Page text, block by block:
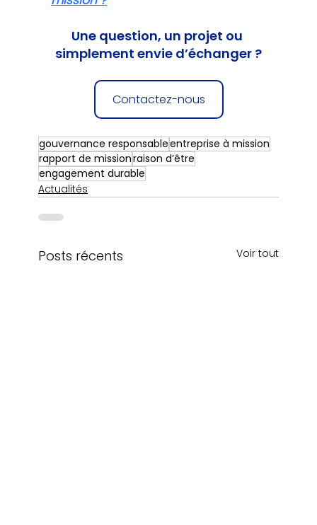
Une question, un projet ou
simplement envie d’échanger ?
Contactez-nous
gouvernance responsableentreprise à mission
rapport de missionraison d’être
engagement durable
Actualités
Posts récents Voir tout